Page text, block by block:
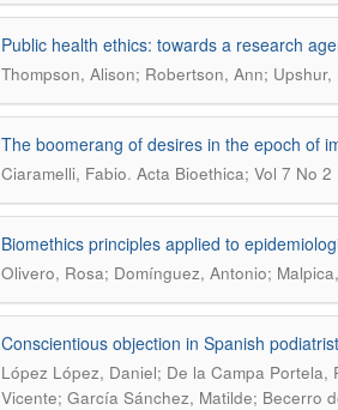
Public health ethics: towards a research
Thompson, Alison; Robertson, Ann; Upshur,
The boomerang of desires in the epoch of
Ciaramelli, Fabio. Acta Bioethica; Vol 7 No
Biomethics principles applied to
Olivero, Rosa; Domínguez, Antonio;
Conscientious objection in Spanish
López López, Daniel; De la Campa
Vicente; García Sánchez, Matilde; Becerro